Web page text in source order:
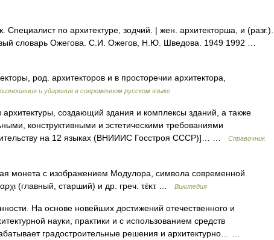
по архитектуре, зодчий. | жен. архитекторша, и (разг.).
словарь Ожегова. С.И. Ожегов, Н.Ю. Шведова. 1949 1992 …
род. архитекторов и в просторечии архитектора,
и ударения в современном русском языке
создающий здания и комплексы зданий, а также
конструктивными и эстетическими требованиями
на 12 языках (ВНИИИС Госстроя СССР)]… …
Справочник
монета с изображением Модулора, символа современной
(главный, старший) и др. греч. τέκτ …
Википедия
На основе новейших достижений отечественного и
науки, практики и с использованием средств
градостроительные решения и архитектурно… …